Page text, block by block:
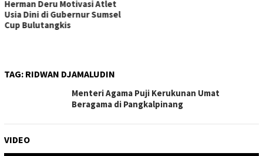
Herman Deru Motivasi Atlet
Usia Dini di Gubernur Sumsel
Cup Bulutangkis
TAG: RIDWAN DJAMALUDIN
Menteri Agama Puji Kerukunan Umat
Beragama di Pangkalpinang
VIDEO